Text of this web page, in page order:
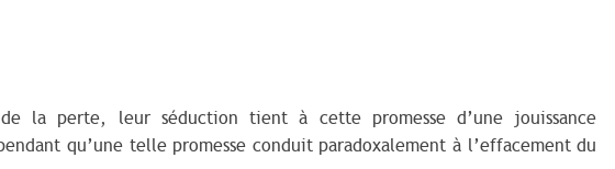
la perte, leur séduction tient à cette promesse d’une jouissance
qu’une telle promesse conduit paradoxalement à l’effacement du